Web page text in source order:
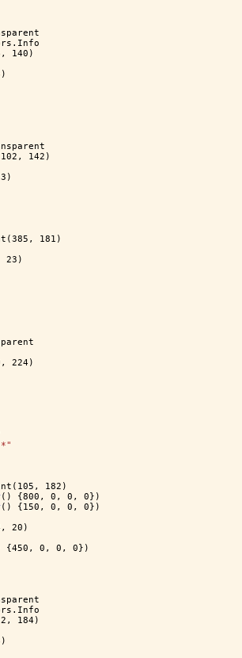
140)
142)
181)
23)
224)
182)
() {800, 0, 0, 0})
() {150, 0, 0, 0})
20)
{450, 0, 0, 0})
184)